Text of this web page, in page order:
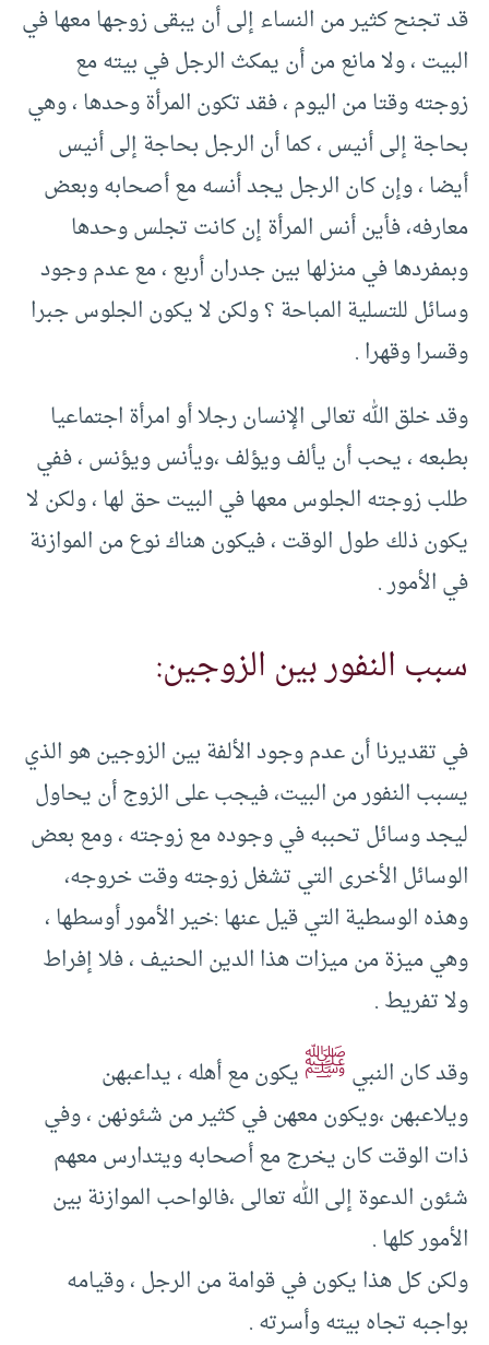
قد تجنح كثير من النساء إلى أن يبقى زوجها معها في
البيت ، ولا مانع من أن يمكث الرجل في بيته مع
زوجته وقتا من اليوم ، فقد تكون المرأة وحدها ، وهي
بحاجة إلى أنيس ، كما أن الرجل بحاجة إلى أنيس
أيضا ، وإن كان الرجل يجد أنسه مع أصحابه وبعض
معارفه، فأين أنس المرأة إن كانت تجلس وحدها
وبمفردها في منزلها بين جدران أربع ، مع عدم وجود
وسائل للتسلية المباحة ؟ ولكن لا يكون الجلوس جبرا
وقسرا وقهرا .
وقد خلق الله تعالى الإنسان رجلا أو امرأة اجتماعيا
بطبعه ، يحب أن يألف ويؤلف ،ويأنس ويؤنس ، ففي
طلب زوجته الجلوس معها في البيت حق لها ، ولكن لا
يكون ذلك طول الوقت ، فيكون هناك نوع من الموازنة
في الأمور .
سبب النفور بين الزوجين:
في تقديرنا أن عدم وجود الألفة بين الزوجين هو الذي
يسبب النفور من البيت، فيجب على الزوج أن يحاول
ليجد وسائل تحببه في وجوده مع زوجته ، ومع بعض
الوسائل الأخرى التي تشغل زوجته وقت خروجه،
وهذه الوسطية التي قيل عنها :خير الأمور أوسطها ،
وهي ميزة من ميزات هذا الدين الحنيف ، فلا إفراط
ولا تفريط .
وقد كان النبيﷺيكون مع أهله ، يداعبهن
ويلاعبهن ،ويكون معهن في كثير من شئونهن ، وفي
ذات الوقت كان يخرج مع أصحابه ويتدارس معهم
شئون الدعوة إلى الله تعالى ،فالواحب الموازنة بين
الأمور كلها .
ولكن كل هذا يكون في قوامة من الرجل ، وقيامه
بواجبه تجاه بيته وأسرته .